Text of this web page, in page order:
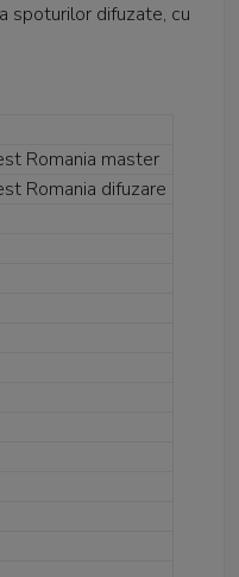
spoturilor difuzate, cu
Romania master
Romania difuzare